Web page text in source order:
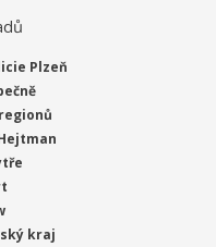
Plzeň
kraj